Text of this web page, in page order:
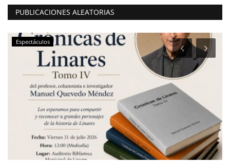
PUBLICACIONES ALEATORIAS
Espectáculos